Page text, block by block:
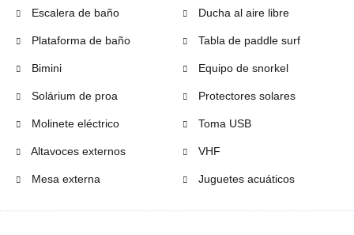
Escalera de baño
Plataforma de baño
Bimini
Solárium de proa
Molinete eléctrico
Altavoces externos
Mesa externa
Ducha al aire libre
Tabla de paddle surf
Equipo de snorkel
Protectores solares
Toma USB
VHF
Juguetes acuáticos